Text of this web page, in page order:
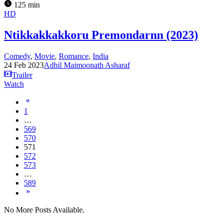
125 min
HD
Ntikkakkakkoru Premondarnn (2023)
Comedy, Movie, Romance, India
24 Feb 2023Adhil Maimoonath Asharaf
Trailer
Watch
1
…
569
570
571
572
573
…
589
No More Posts Available.